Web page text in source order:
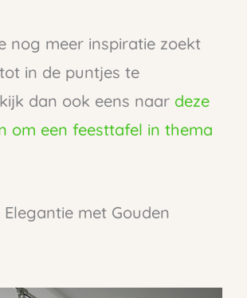
nog meer inspiratie zoekt
in de puntjes te
dan ook eens naar deze
om een feesttafel in thema
Elegantie met Gouden